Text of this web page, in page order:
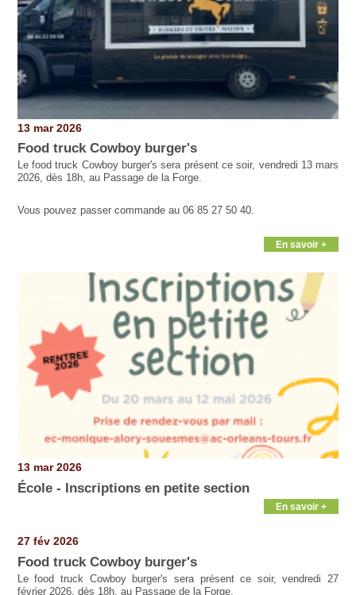
13 mar 2026
Food truck Cowboy burger's
Le food truck Cowboy burger's sera présent ce soir, vendredi 13 mars
2026, dès 18h, au Passage de la Forge.
Vous pouvez passer commande au 06 85 27 50 40.
En savoir +
13 mar 2026
École - Inscriptions en petite section
En savoir +
27 fév 2026
Food truck Cowboy burger's
Le food truck Cowboy burger's sera présent ce soir, vendredi 27
février 2026, dès 18h, au Passage de la Forge.